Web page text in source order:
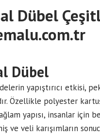
Dübel
Dübel
yapıştırıcı etkisi,
Özellikle polyester
yapısı, insanlar
ve veli karışımların